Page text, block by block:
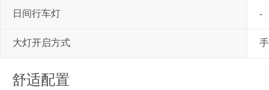
日间行车灯 -
大灯开启方式
舒适配置